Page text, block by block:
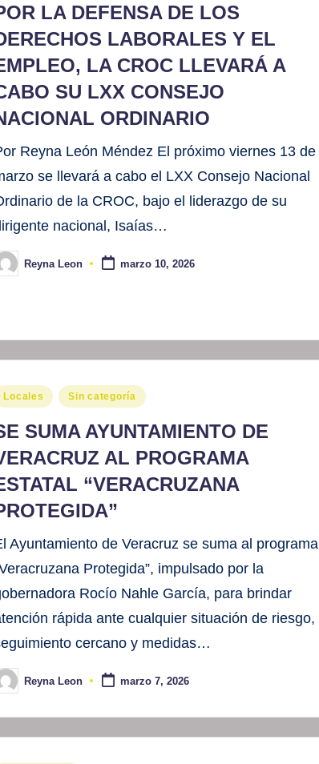
LA DEFENSA DE LOS
LABORALES Y EL
LA CROC LLEVARÁ A
SU LXX CONSEJO
ORDINARIO
Reyna León Méndez El próximo viernes 13 de
se llevará a cabo el LXX Consejo Nacional
de la CROC, bajo el liderazgo de su
nacional, Isaías…
Reyna Leon marzo 10, 2026
Locales Sin categoría
SUMA AYUNTAMIENTO DE
AL PROGRAMA
“VERACRUZANA
Ayuntamiento de Veracruz se suma al programa
Protegida”, impulsado por la
Rocío Nahle García, para brindar
rápida ante cualquier situación de riesgo,
cercano y medidas…
Reyna Leon marzo 7, 2026